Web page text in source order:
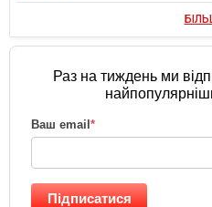
Раз на тиждень ми
Ваш email*
Підписатися